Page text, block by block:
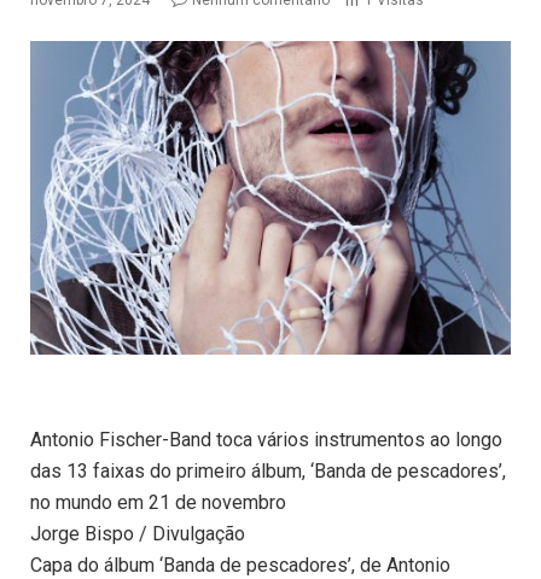
Antonio Fischer-Band toca vários instrumentos ao longo
das 13 faixas do primeiro álbum, ‘Banda de pescadores’,
no mundo em 21 de novembro
Jorge Bispo / Divulgação
Capa do álbum ‘Banda de pescadores’, de Antonio